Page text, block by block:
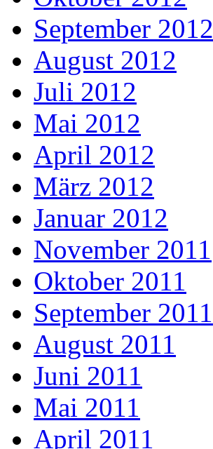
September 2012
August 2012
Juli 2012
Mai 2012
April 2012
März 2012
Januar 2012
November 2011
Oktober 2011
September 2011
August 2011
Juni 2011
Mai 2011
April 2011